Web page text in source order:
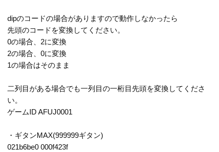
dipのコードの場合がありますので動作しなかったら
先頭のコードを変換してください。
0の場合、2に変換
2の場合、0に変換
1の場合はそのまま
二列目がある場合でも一列目の一桁目先頭を変換してくださ
い。
ゲームID AFUJ0001
・ギタンMAX(999999ギタン)
021b6be0 000f423f